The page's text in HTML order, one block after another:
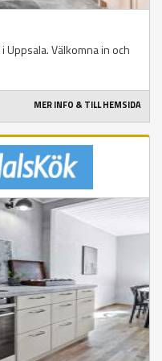
Uppsala. Välkomna in och
MER INFO & TILL HEMSIDA